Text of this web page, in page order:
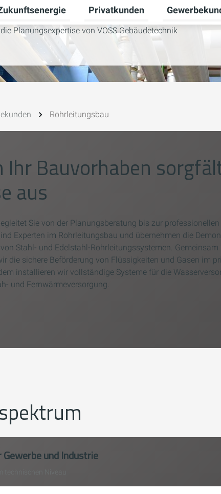
Untermenü für Zukunftsenergie
Privatkunden
Untermenü
Planungsexpertise von VOSS Gebäudetechnik
Rohrleitungsbau
Bauvorhaben
aus
Sie von der Planungsberatung bis zur
Experten im Rohrleitungsbau und übernehmen die
Stahl- und Edelstahl-Rohrleitungssystemen. Gemeinsam
die sichere Beförderung von Flüssigkeiten und Gasen im
installieren wir vollständige Systeme für die
und Fernwärmeversorgung.
und Industrie